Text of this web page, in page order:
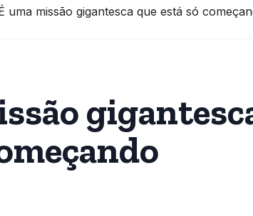
uma missão gigantesca que está só